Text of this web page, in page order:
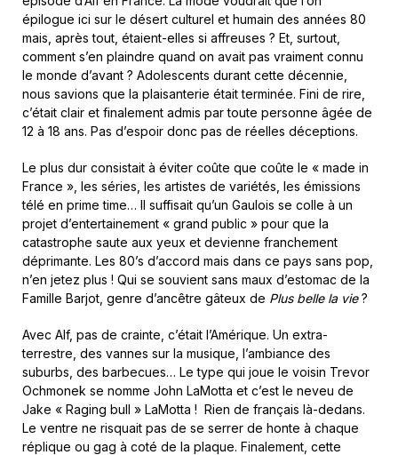
épilogue ici sur le désert culturel et humain des années 80
mais, après tout, étaient-elles si affreuses ? Et, surtout,
comment s’en plaindre quand on avait pas vraiment connu
le monde d’avant ? Adolescents durant cette décennie,
nous savions que la plaisanterie était terminée. Fini de rire,
c’était clair et finalement admis par toute personne âgée de
12 à 18 ans. Pas d’espoir donc pas de réelles déceptions.
Le plus dur consistait à éviter coûte que coûte le « made in
France », les séries, les artistes de variétés, les émissions
télé en prime time… Il suffisait qu’un Gaulois se colle à un
projet d’entertainement « grand public » pour que la
catastrophe saute aux yeux et devienne franchement
déprimante. Les 80’s d’accord mais dans ce pays sans pop,
n’en jetez plus ! Qui se souvient sans maux d’estomac de la
Famille Barjot, genre d’ancêtre gâteux de Plus belle la vie?
Avec Alf, pas de crainte, c’était l’Amérique. Un extra-
terrestre, des vannes sur la musique, l’ambiance des
suburbs, des barbecues… Le type qui joue le voisin Trevor
Ochmonek se nomme John LaMotta et c’est le neveu de
Jake « Raging bull » LaMotta ! Rien de français là-dedans.
Le ventre ne risquait pas de se serrer de honte à chaque
réplique ou gag à coté de la plaque. Finalement, cette